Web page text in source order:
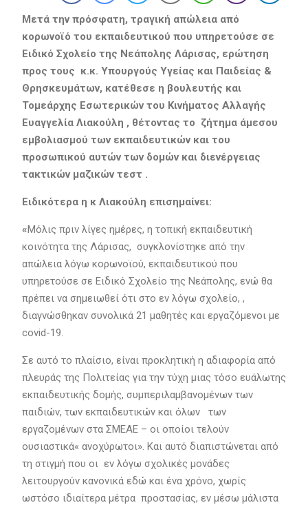
Μετά την πρόσφατη, τραγική απώλεια από
κορωνοϊό του εκπαιδευτικού που υπηρετούσε σε
Ειδικό Σχολείο της Νεάπολης Λάρισας, ερώτηση
προς τους κ.κ. Υπουργούς Υγείας και Παιδείας &
Θρησκευμάτων, κατέθεσε η βουλευτής και
Τομεάρχης Εσωτερικών του Κινήματος Αλλαγής
Ευαγγελία Λιακούλη , θέτοντας το ζήτημα άμεσου
εμβολιασμού των εκπαιδευτικών και του
προσωπικού αυτών των δομών και διενέργειας
τακτικών μαζικών τεστ .
Ειδικότερα η κ Λιακούλη επισημαίνει:
«Μόλις πριν λίγες ημέρες, η τοπική εκπαιδευτική
κοινότητα της Λάρισας, συγκλονίστηκε από την
απώλεια λόγω κορωνοϊού, εκπαιδευτικού που
υπηρετούσε σε Ειδικό Σχολείο της Νεάπολης, ενώ θα
πρέπει να σημειωθεί ότι στο εν λόγω σχολείο, ,
διαγνώσθηκαν συνολικά 21 μαθητές και εργαζόμενοι με
covid-19.
Σε αυτό το πλαίσιο, είναι προκλητική η αδιαφορία από
πλευράς της Πολιτείας για την τύχη μιας τόσο ευάλωτης
εκπαιδευτικής δομής, συμπεριλαμβανομένων των
παιδιών, των εκπαιδευτικών και όλων των
εργαζομένων στα ΣΜΕΑΕ – οι οποίοι τελούν
ουσιαστικά« ανοχύρωτοι». Και αυτό διαπιστώνεται από
τη στιγμή που οι εν λόγω σχολικές μονάδες
λειτουργούν κανονικά εδώ και ένα χρόνο, χωρίς
ωστόσο ιδιαίτερα μέτρα προστασίας, εν μέσω μάλιστα